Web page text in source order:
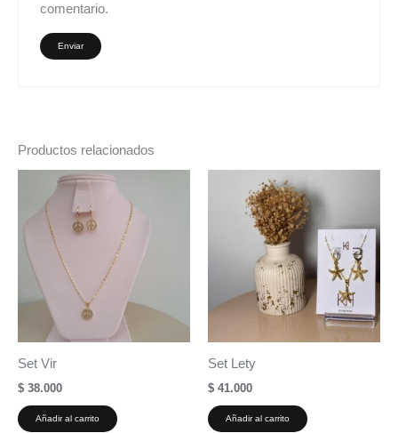
comentario.
Productos relacionados
Set Vir
$ 38.000
Añadir al carrito
Set Lety
$ 41.000
Añadir al carrito